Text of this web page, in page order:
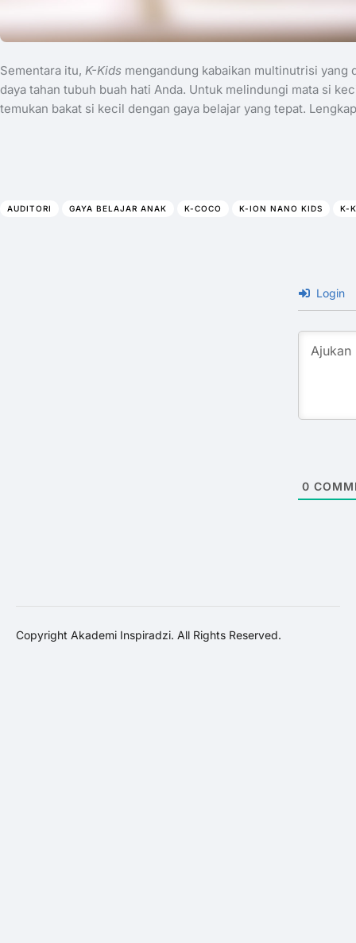
Sementara itu, K-Kids mengandung kabaikan multinutrisi yang
daya tahan tubuh buah hati Anda. Untuk melindungi mata si
temukan bakat si kecil dengan gaya belajar yang tepat.
AUDITORI GAYA BELAJAR ANAK K-COCO K-ION NANO KIDS K-
Login
0
Copyright Akademi Inspiradzi. All Rights Reserved.